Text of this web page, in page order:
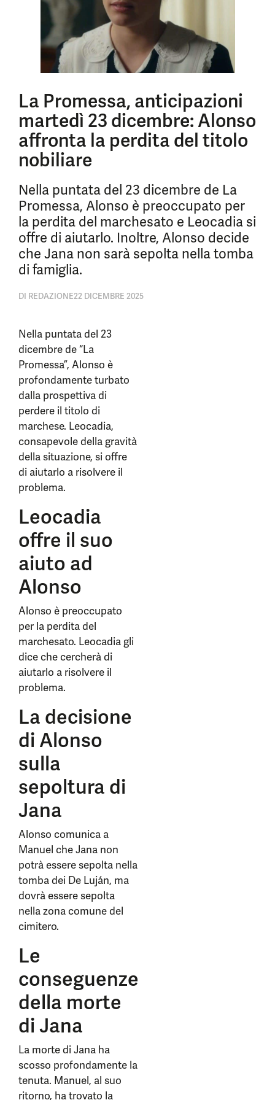
La Promessa, anticipazioni
martedì 23 dicembre: Alonso
affronta la perdita del titolo
nobiliare
Nella puntata del 23 dicembre de La
Promessa, Alonso è preoccupato per
la perdita del marchesato e Leocadia si
offre di aiutarlo. Inoltre, Alonso decide
che Jana non sarà sepolta nella tomba
di famiglia.
DI REDAZIONE22 DICEMBRE 2025
Nella puntata del 23
dicembre de “La
Promessa”, Alonso è
profondamente turbato
dalla prospettiva di
perdere il titolo di
marchese. Leocadia,
consapevole della gravità
della situazione, si offre
di aiutarlo a risolvere il
problema.
Leocadia
offre il suo
aiuto ad
Alonso
Alonso è preoccupato
per la perdita del
marchesato. Leocadia gli
dice che cercherà di
aiutarlo a risolvere il
problema.
La decisione
di Alonso
sulla
sepoltura di
Jana
Alonso comunica a
Manuel che Jana non
potrà essere sepolta nella
tomba dei De Luján, ma
dovrà essere sepolta
nella zona comune del
cimitero.
Le
conseguenze
della morte
di Jana
La morte di Jana ha
scosso profondamente la
tenuta. Manuel, al suo
ritorno, ha trovato la